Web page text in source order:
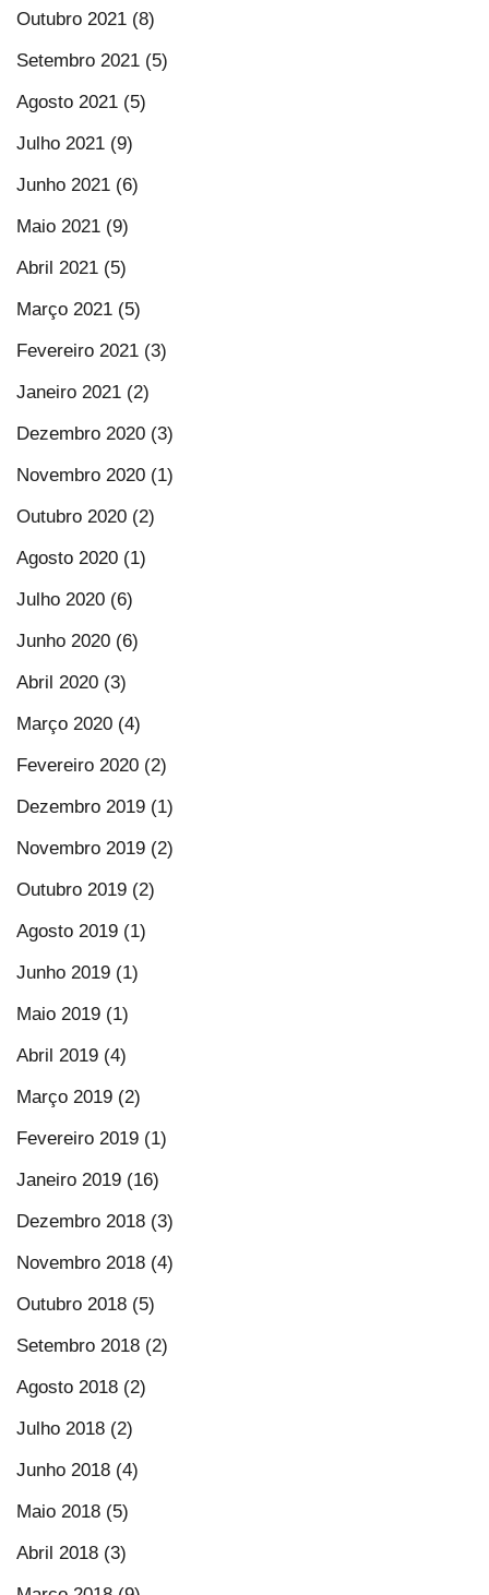
Outubro 2021 (8)
Setembro 2021 (5)
Agosto 2021 (5)
Julho 2021 (9)
Junho 2021 (6)
Maio 2021 (9)
Abril 2021 (5)
Março 2021 (5)
Fevereiro 2021 (3)
Janeiro 2021 (2)
Dezembro 2020 (3)
Novembro 2020 (1)
Outubro 2020 (2)
Agosto 2020 (1)
Julho 2020 (6)
Junho 2020 (6)
Abril 2020 (3)
Março 2020 (4)
Fevereiro 2020 (2)
Dezembro 2019 (1)
Novembro 2019 (2)
Outubro 2019 (2)
Agosto 2019 (1)
Junho 2019 (1)
Maio 2019 (1)
Abril 2019 (4)
Março 2019 (2)
Fevereiro 2019 (1)
Janeiro 2019 (16)
Dezembro 2018 (3)
Novembro 2018 (4)
Outubro 2018 (5)
Setembro 2018 (2)
Agosto 2018 (2)
Julho 2018 (2)
Junho 2018 (4)
Maio 2018 (5)
Abril 2018 (3)